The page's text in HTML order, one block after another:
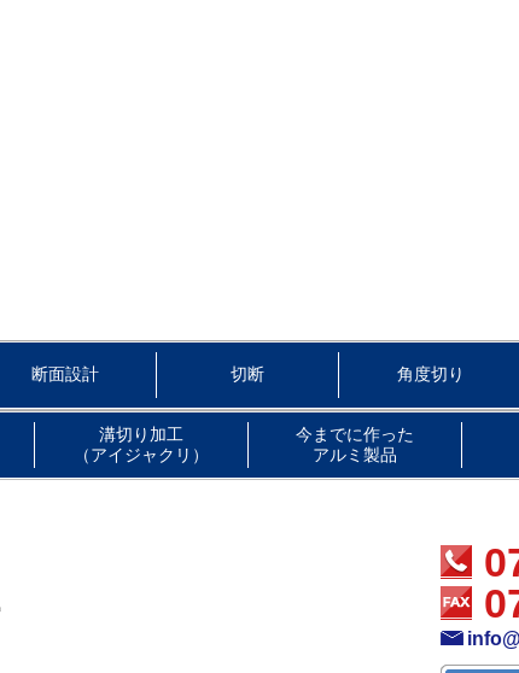
断面設計 切断 角度切り
溝切り加工
（アイジャクリ）
今までに作った
アルミ製品